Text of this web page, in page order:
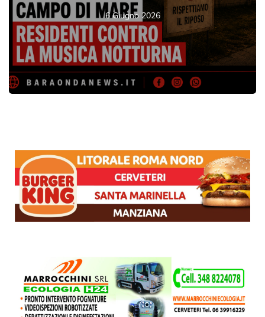
6 Giugno 2026